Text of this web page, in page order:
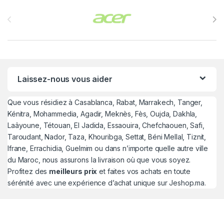
Laissez-nous vous aider
Que vous résidiez à Casablanca, Rabat, Marrakech, Tanger,
Kénitra, Mohammedia, Agadir, Meknès, Fès, Oujda, Dakhla,
Laâyoune, Tétouan, El Jadida, Essaouira, Chefchaouen, Safi,
Taroudant, Nador, Taza, Khouribga, Settat, Béni Mellal, Tiznit,
Ifrane, Errachidia, Guelmim ou dans n’importe quelle autre ville
du Maroc, nous assurons la livraison où que vous soyez.
Profitez des meilleurs prix et faites vos achats en toute
sérénité avec une expérience d’achat unique sur Jeshop.ma.